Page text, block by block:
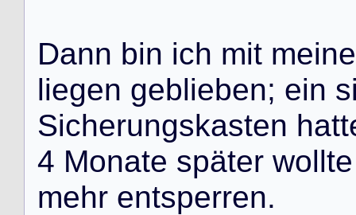
Dann bin ich mit meine
liegen geblieben; ein s
Sicherungskasten hatt
4 Monate später wollte
mehr entsperren.